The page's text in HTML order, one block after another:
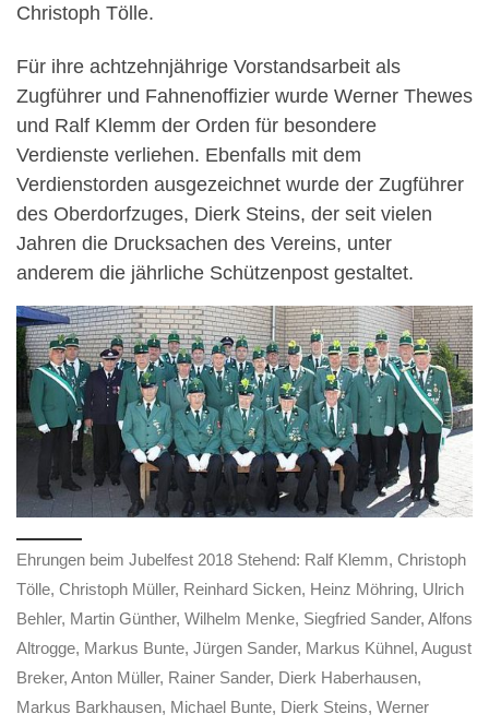
Christoph Tölle.
Für ihre achtzehnjährige Vorstandsarbeit als
Zugführer und Fahnenoffizier wurde Werner Thewes
und Ralf Klemm der Orden für besondere
Verdienste verliehen. Ebenfalls mit dem
Verdienstorden ausgezeichnet wurde der Zugführer
des Oberdorfzuges, Dierk Steins, der seit vielen
Jahren die Drucksachen des Vereins, unter
anderem die jährliche Schützenpost gestaltet.
Ehrungen beim Jubelfest 2018 Stehend: Ralf Klemm, Christoph
Tölle, Christoph Müller, Reinhard Sicken, Heinz Möhring, Ulrich
Behler, Martin Günther, Wilhelm Menke, Siegfried Sander, Alfons
Altrogge, Markus Bunte, Jürgen Sander, Markus Kühnel, August
Breker, Anton Müller, Rainer Sander, Dierk Haberhausen,
Markus Barkhausen, Michael Bunte, Dierk Steins, Werner